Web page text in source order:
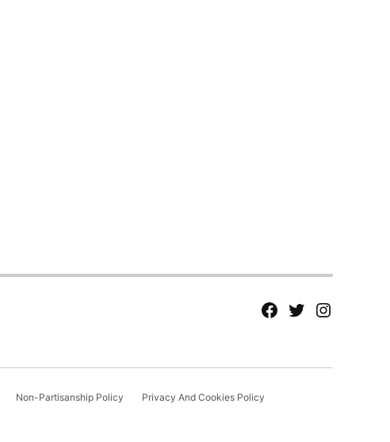
fb Tw tw
Non-Partisanship Policy Privacy And Cookies Policy